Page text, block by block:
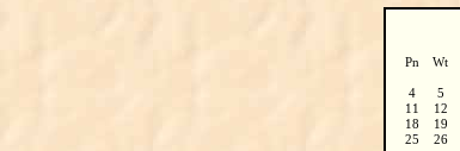
Pn Wt
4
5
11
12
18
19
25
26